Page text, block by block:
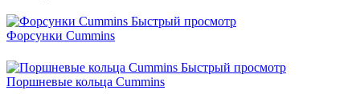
Быстрый просмотр
Форсунки Cummins
Быстрый просмотр
Поршневые кольца Cummins